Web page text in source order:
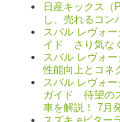
日産キックス
し、売れるコン
スバル レヴォ
イド さり気な
スバル レヴォ
性能向上とコネ
スバル レヴォ
ガイド 待望の
車を解説！ 7月